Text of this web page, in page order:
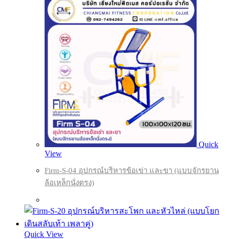
Quick
View
Firm-S-04 อุปกรณ์บริหารข้อเข่า และขา (แบบจักรยาน
ล้อเหล็กนั่งตรง)
Quick View